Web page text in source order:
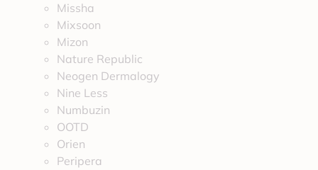
Missha
Mixsoon
Mizon
Nature Republic
Neogen Dermalogy
Nine Less
Numbuzin
OOTD
Orien
Peripera